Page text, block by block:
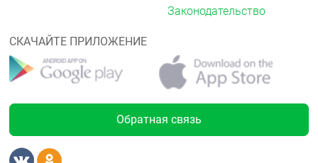
Законодательство
СКАЧАЙТЕ ПРИЛОЖЕНИЕ
Обратная связь